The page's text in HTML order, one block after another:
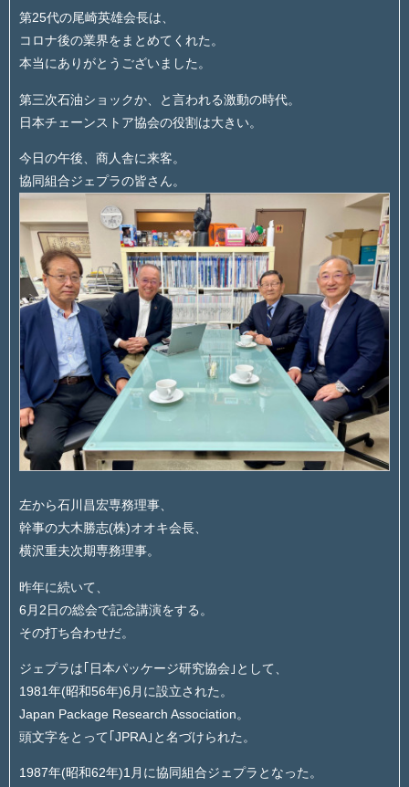
第25代の尾崎英雄会長は、
コロナ後の業界をまとめてくれた。
本当にありがとうございました。
第三次石油ショックか、と言われる激動の時代。
日本チェーンストア協会の役割は大きい。
今日の午後、商人舎に来客。
協同組合ジェプラの皆さん。
左から石川昌宏専務理事、
幹事の大木勝志(株)オオキ会長、
横沢重夫次期専務理事。
昨年に続いて、
6月2日の総会で記念講演をする。
その打ち合わせだ。
ジェプラは｢日本パッケージ研究協会｣として、
1981年(昭和56年)6月に設立された。
Japan Package Research Association。
頭文字をとって｢JPRA｣と名づけられた。
1987年(昭和62年)1月に協同組合ジェプラとなった。